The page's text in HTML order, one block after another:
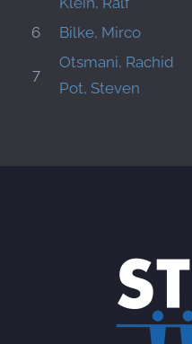
6
Bilke, Mirco
7
Otsmani, Rachid
Pot, Steven